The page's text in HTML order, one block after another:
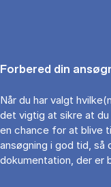
Forbered din
Når du har valgt
det vigtig at sikre at
en chance for at blive
ansøgning i god tid, så
dokumentation, der er